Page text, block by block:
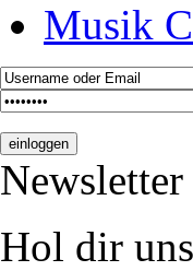
Musik
Newsletter
Hol dir